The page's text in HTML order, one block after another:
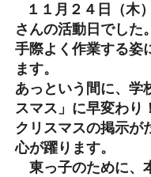
１１月２４日（木
さんの活動日でした。
手際よく作業する姿
ます。
あっという間に、学
スマス」に早変わり！
クリスマスの掲示が
心が躍ります。
東っ子のために、